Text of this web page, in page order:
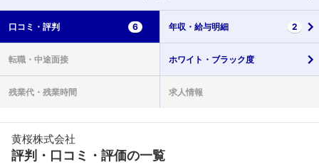
口コミ・ 評判 6 年収・ 給与明細 2
転職・ 中途面接 ホワイト・ ブラック度
残業代・ 残業時間 求人情報
黄桜株式会社
評判・口コミ・評価の一覧